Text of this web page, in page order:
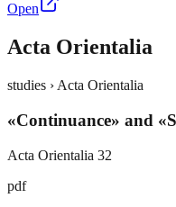
Open
Acta Orientalia
studies › Acta Orientalia
«Continuance» and
Acta Orientalia 32
pdf